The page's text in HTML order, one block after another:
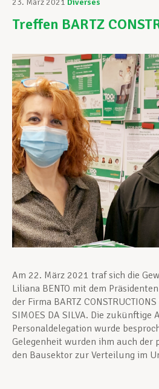
Ihre Rechte
Unterstützung im
Berufliche
Mitglied werden
Aktuell
23. März 2021 Diverses
Treffen BARTZ
Am 22. März 2021 traf sich die
Liliana BENTO mit dem
der Firma BARTZ
SIMOES DA SILVA. Die zukünftige
Personaldelegation wurde
Gelegenheit wurden ihm auch der
den Bausektor zur Verteilung im